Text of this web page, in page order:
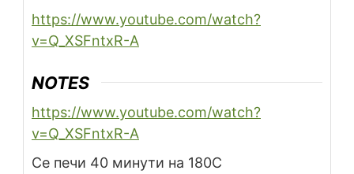
https://www.youtube.com/watch?
v=Q_XSFntxR-A
NOTES
https://www.youtube.com/watch?
v=Q_XSFntxR-A
Се печи 40 минути на 180C